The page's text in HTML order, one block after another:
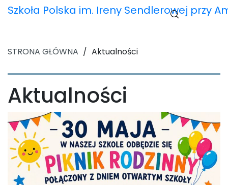
Szkoła Polska im. Ireny Sendlerowej przy
STRONA GŁÓWNA / Aktualności
Aktualności